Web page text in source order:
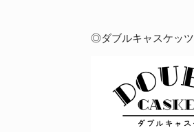
◎ダブルキャスケッ